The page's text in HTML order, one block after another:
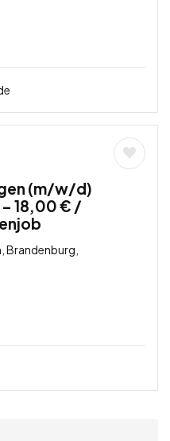
(m/w/d)
18,00 € /
Brandenburg,